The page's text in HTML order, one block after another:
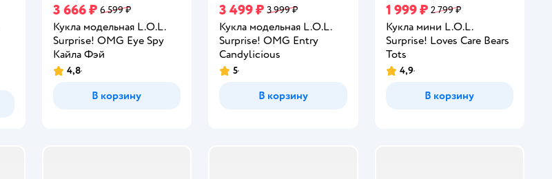
3 666 ₽ 6 599 ₽
Кукла модельная L.O.L.
Surprise! OMG Eye Spy
Кайла Фэй
Рейтинг:
4,8
В корзину
3 499 ₽ 3 999 ₽
Кукла модельная L.O.L.
Surprise! OMG Entry
Candylicious
Рейтинг:
5
В корзину
1 999 ₽ 2 799 ₽
Кукла мини L.O.L.
Surprise! Loves Care Bears
Tots
Рейтинг:
4,9
В корзину